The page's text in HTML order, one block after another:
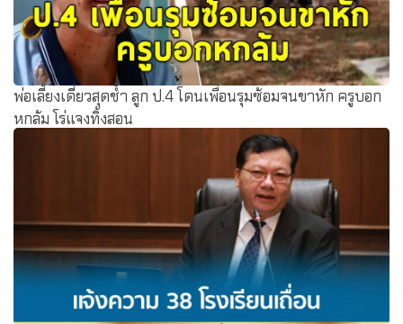
พ่อเลี้ยงเดี่ยวสุดช้ำ ลูก ป.4 โดนเพื่อนรุมซ้อมจนขาหัก ครูบอก
หกล้ม โร่แจงทิ้งสอน